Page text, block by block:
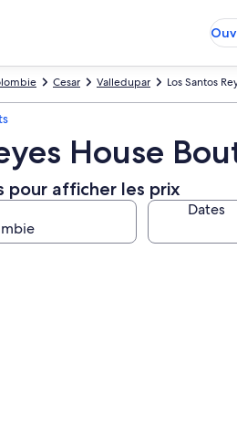
Los Santos
Valledupar
Cesar
House
pour afficher les prix
Dates